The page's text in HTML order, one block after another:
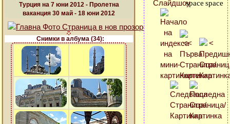
Турция на 7 юни 2012 - Пролетна
ваканция 30 май - 18 юни 2012
Снимки в албума (34):